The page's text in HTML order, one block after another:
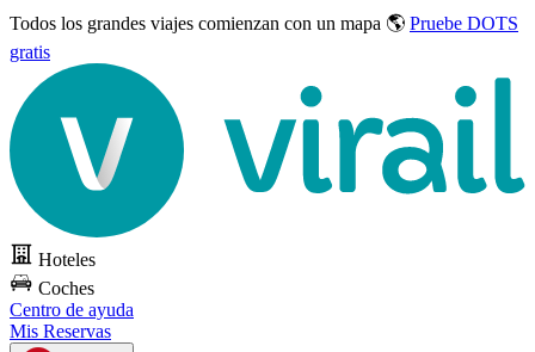
Todos los grandes viajes comienzan con un mapa 🌎 Pruebe DOTS
gratis
Hoteles
Coches
Centro de ayuda
Mis Reservas